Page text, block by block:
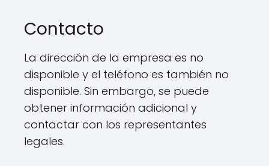
Contacto
La dirección de la empresa es no
disponible y el teléfono es también no
disponible. Sin embargo, se puede
obtener información adicional y
contactar con los representantes
legales.